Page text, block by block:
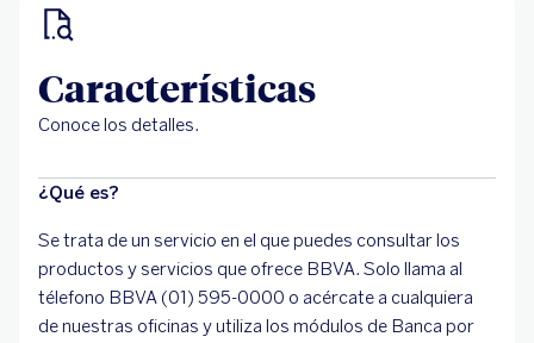
Características
Conoce los detalles.
¿Qué es?
Se trata de un servicio en el que puedes consultar los
productos y servicios que ofrece BBVA. Solo llama al
télefono BBVA (01) 595-0000 o acércate a cualquiera
de nuestras oficinas y utiliza los módulos de Banca por